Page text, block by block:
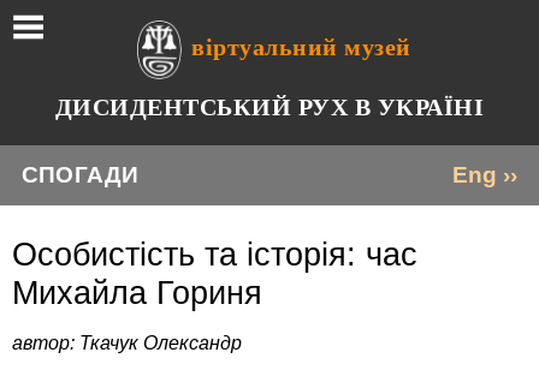
віртуальний музей
ДИСИДЕНТСЬКИЙ РУХ В УКРАЇНІ
Eng ››
СПОГАДИ
Особистість та історія: час
Михайла Гориня
автор: Ткачук Олександр